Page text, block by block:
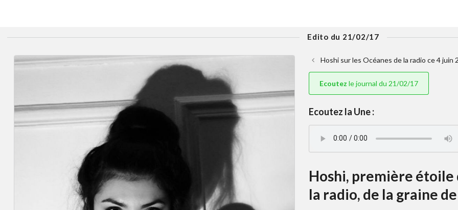
Edito du 21/02/17
Hoshi sur les Océanes de la radio ce 4 juin
Ecoutez le journal du 21/02/17
Ecoutez la Une :
Hoshi, première étoile
la radio, de la graine